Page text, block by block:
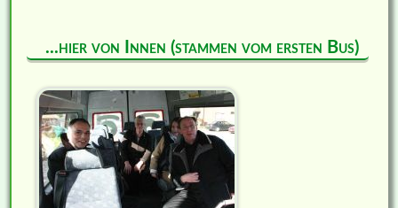
...hier von Innen (stammen vom ersten Bus)